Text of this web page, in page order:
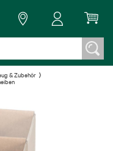
& Zubehör